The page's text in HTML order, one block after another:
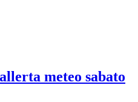
meteo sabato